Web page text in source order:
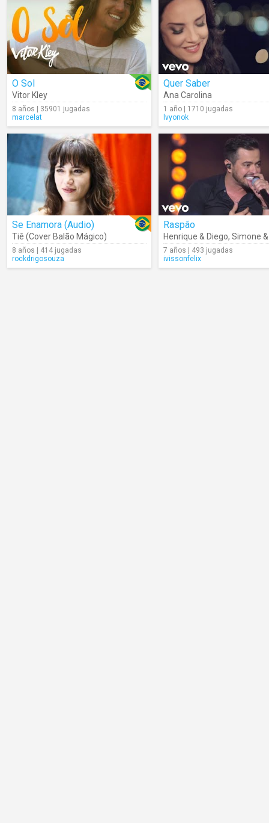
O Sol
Vitor Kley
8 años | 35901 jugadas
marcelat
Quer Saber
Ana Carolina
1 año | 1710 jugadas
lvyonok
Se Enamora (Audio)
Tiê (Cover Balão Mágico)
8 años | 414 jugadas
rockdrigosouza
Raspão
Henrique & Diego, Simone &
7 años | 493 jugadas
ivissonfelix